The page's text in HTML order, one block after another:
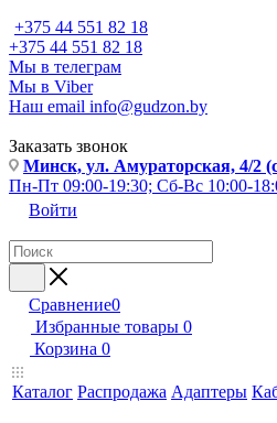
+375 44 551 82 18
+375 44 551 82 18
Мы в телеграм
Мы в Viber
Наш email info@gudzon.by
Заказать звонок
Минск, ул. Амураторская, 4/2
Пн-Пт 09:00-19:30; Сб-Вс 10:00-
Войти
Сравнение0
Избранные товары 0
Корзина 0
Каталог Распродажа Адаптеры